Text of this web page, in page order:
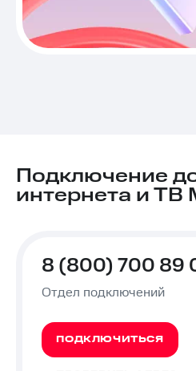
Подключение
интернета и ТВ
8 (800) 700 89
Отдел подключений
ПОДКЛЮЧИТЬСЯ